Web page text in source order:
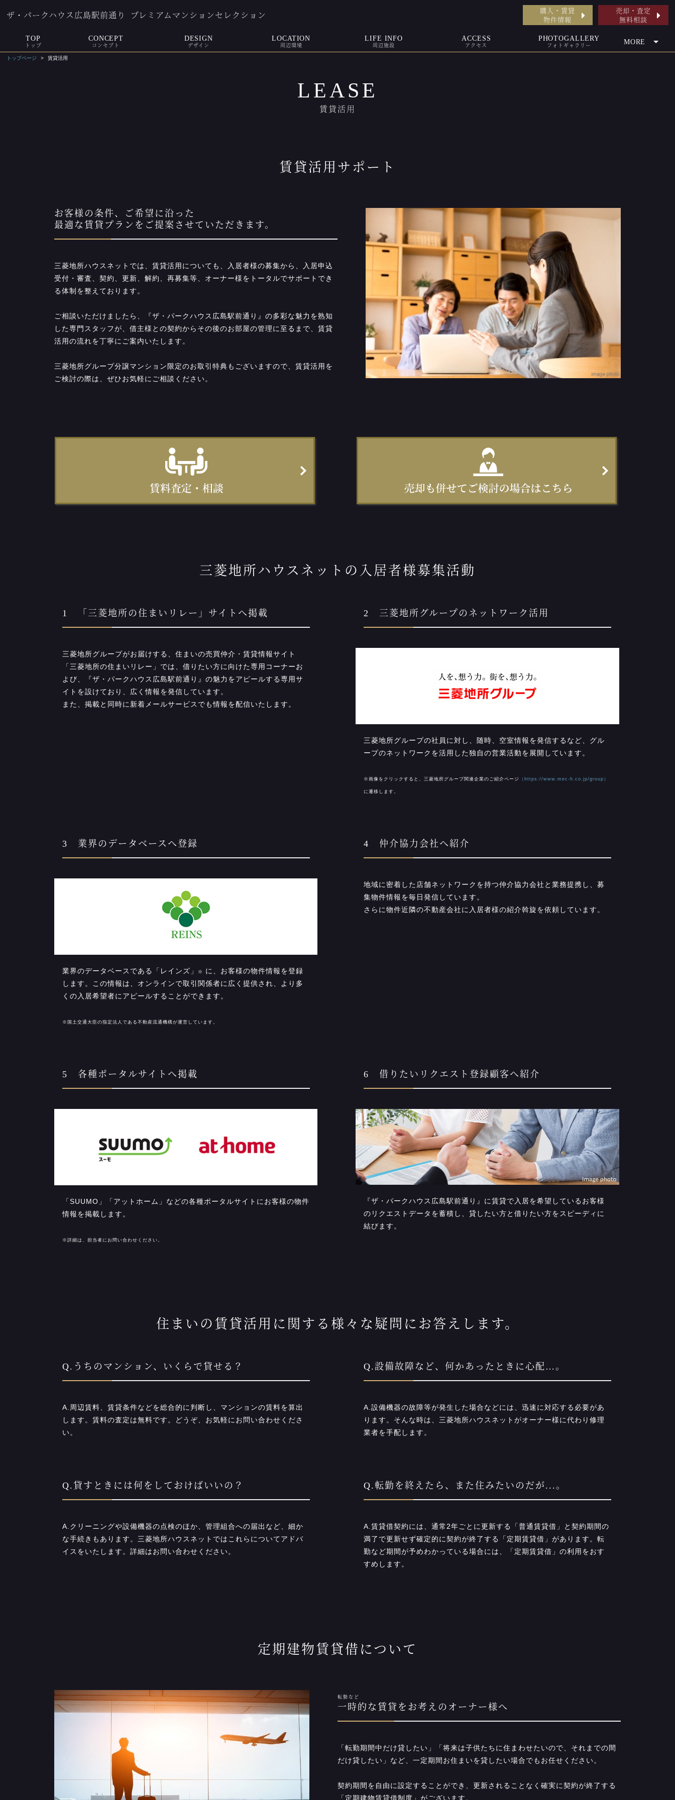
ザ・パークハウス広島駅前通り プレミアムマンションセレクション
購入・賃貸
物件情報
売却・査定
無料相談
TOP
トップ
CONCEPT
コンセプト
DESIGN
デザイン
LOCATION
周辺環境
LIFE INFO
周辺施設
ACCESS
アクセス
PHOTOGALLERY
フォトギャラリー
MORE
トップページ 賃貸活用
LEASE
賃貸活用
賃貸活用サポート
お客様の条件、ご希望に沿った
最適な賃貸プランをご提案させていただきます。
三菱地所ハウスネットでは、賃貸活用についても、入居者様の募集から、入居申込
受付・審査、契約、更新、解約、再募集等、オーナー様をトータルでサポートでき
る体制を整えております。
ご相談いただけましたら、『ザ・パークハウス広島駅前通り』の多彩な魅力を熟知
した専門スタッフが、借主様との契約からその後のお部屋の管理に至るまで、賃貸
活用の流れを丁寧にご案内いたします。
三菱地所グループ分譲マンション限定のお取引特典もございますので、賃貸活用を
ご検討の際は、ぜひお気軽にご相談ください。
三菱地所ハウスネットの入居者様募集活動
1 「三菱地所の住まいリレー」サイトへ掲載
三菱地所グループがお届けする、住まいの売買仲介・賃貸情報サイト
「三菱地所の住まいリレー」では、借りたい方に向けた専用コーナーお
よび、『ザ・パークハウス広島駅前通り』の魅力をアピールする専用サ
イトを設けており、広く情報を発信しています。
また、掲載と同時に新着メールサービスでも情報を配信いたします。
2 三菱地所グループのネットワーク活用
三菱地所グループの社員に対し、随時、空室情報を発信するなど、グル
ープのネットワークを活用した独自の営業活動を展開しています。
※画像をクリックすると、三菱地所グループ関連企業のご紹介ページ （https://www.mec-h.co.jp/group）
に遷移します。
3 業界のデータベースへ登録
業界のデータベースである「レインズ」 ※
に、お客様の物件情報を登録
します。この情報は、オンラインで取引関係者に広く提供され、より多
くの入居希望者にアピールすることができます。
※国土交通大臣の指定法人である不動産流通機構が運営しています。
4 仲介協力会社へ紹介
地域に密着した店舗ネットワークを持つ仲介協力会社と業務提携し、募
集物件情報を毎日発信しています。
さらに物件近隣の不動産会社に入居者様の紹介斡旋を依頼しています。
5 各種ポータルサイトへ掲載
「SUUMO」「アットホーム」などの各種ポータルサイトにお客様の物件
情報を掲載します。
※詳細は、担当者にお問い合わせください。
6 借りたいリクエスト登録顧客へ紹介
『ザ・パークハウス広島駅前通り』に賃貸で入居を希望しているお客様
のリクエストデータを蓄積し、貸したい方と借りたい方をスピーディに
結びます。
住まいの賃貸活用に関する様々な疑問にお答えします。
Q.うちのマンション、いくらで貸せる？
A.周辺賃料、賃貸条件などを総合的に判断し、マンションの賃料を算出
します。賃料の査定は無料です。どうぞ、お気軽にお問い合わせくださ
い。
Q.設備故障など、何かあったときに心配…。
A.設備機器の故障等が発生した場合などには、迅速に対応する必要があ
ります。そんな時は、三菱地所ハウスネットがオーナー様に代わり修理
業者を手配します。
Q.貸すときには何をしておけばいいの？
A.クリーニングや設備機器の点検のほか、管理組合への届出など、細か
な手続きもあります。三菱地所ハウスネットではこれらについてアドバ
イスをいたします。詳細はお問い合わせください。
Q.転勤を終えたら、また住みたいのだが...。
A.賃貸借契約には、通常2年ごとに更新する「普通賃貸借」と契約期間の
満了で更新せず確定的に契約が終了する「定期賃貸借」があります。転
勤など期間が予めわかっている場合には、「定期賃貸借」の利用をおす
すめします。
定期建物賃貸借について
転勤など
一時的な賃貸をお考えのオーナー様へ
「転勤期間中だけ貸したい」「将来は子供たちに住まわせたいので、それまでの間
だけ貸したい」など、一定期間お住まいを貸したい場合でもお任せください。
契約期間を自由に設定することができ、更新されることなく確実に契約が終了する
「定期建物賃貸借制度」がございます。